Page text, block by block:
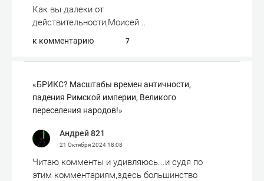
Как вы далеки от
действительности,Моисей...
к комментарию 7
«БРИКС? Масштабы времен античности,
падения Римской империи, Великого
переселения народов!»
Андрей 821
21 Октября 202418:08
Читаю комменты и удивляюсь...и судя по
этим комментариям,здесь большинство